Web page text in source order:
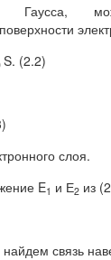
Гаусса,
S. (2.2)
слоя.
E1 и Е2 из
связь